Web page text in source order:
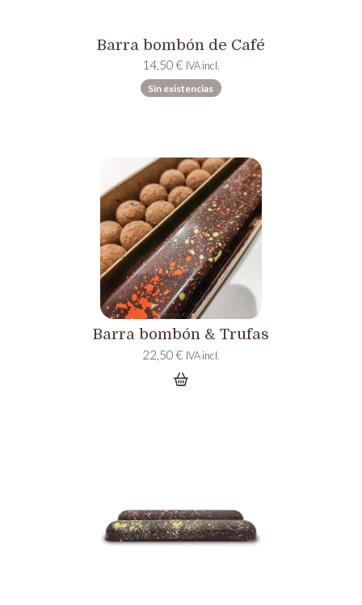
Barra bombón de Café
14,50 € IVA incl.
Sin existencias
Barra bombón & Trufas
22,50 € IVA incl.